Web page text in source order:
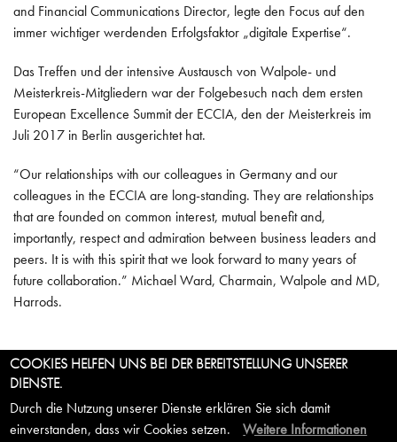
and Financial Communications Director, legte den Focus auf den
immer wichtiger werdenden Erfolgsfaktor „digitale Expertise“.
Das Treffen und der intensive Austausch von Walpole- und
Meisterkreis-Mitgliedern war der Folgebesuch nach dem ersten
European Excellence Summit der ECCIA, den der Meisterkreis im
Juli 2017 in Berlin ausgerichtet hat.
“Our relationships with our colleagues in Germany and our
colleagues in the ECCIA are long-standing. They are relationships
that are founded on common interest, mutual benefit and,
importantly, respect and admiration between business leaders and
peers. It is with this spirit that we look forward to many years of
future collaboration.” Michael Ward, Charmain, Walpole and MD,
Harrods.
© 2026 MEISTERKREIS – DEUTSCHLAND
UNTER DEN LINDEN 10 | 10117 BERLIN | TEL. +49 (0)30 700
COOKIES HELFEN UNS BEI DER BEREITSTELLUNG UNSERER
DIENSTE.
Durch die Nutzung unserer Dienste erklären Sie sich damit
einverstanden, dass wir Cookies setzen.
Weitere Informationen